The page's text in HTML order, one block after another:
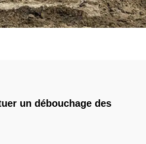
un débouchage des